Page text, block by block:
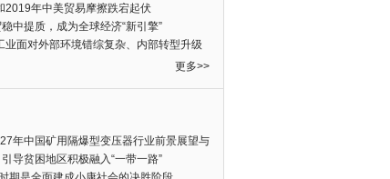
2019年中美贸易摩擦跌宕起伏
中提质，成为全球经济“新引擎”
业面对外部环境错综复杂、内部转型升级
更多>>
年中国矿用隔爆型变压器行业前景展望与
测报告
导贫困地区积极融入“一带一路”